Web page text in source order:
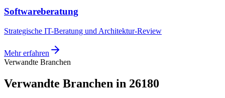
Softwareberatung
Strategische IT-Beratung und Architektur-Review
Mehr erfahren
Verwandte Branchen
Verwandte Branchen in 26180